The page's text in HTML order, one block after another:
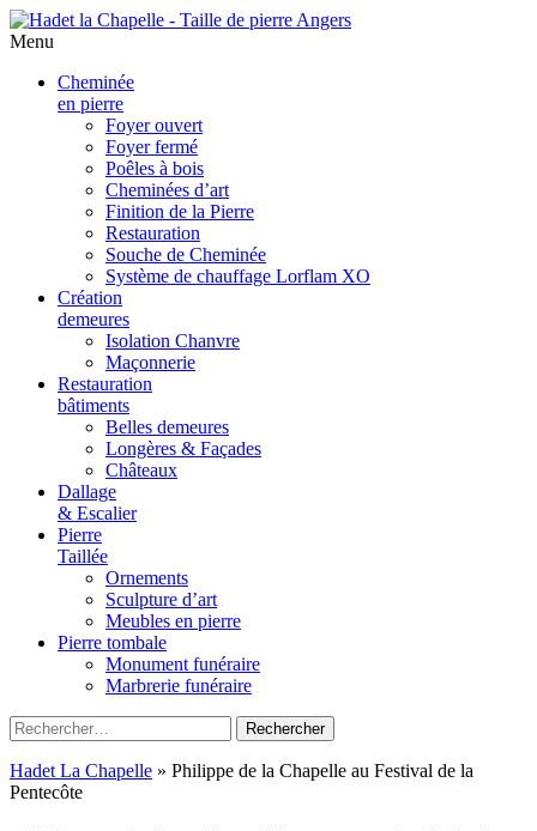
Menu
contenu
Cheminée
en pierre
Foyer ouvert
Foyer fermé
Poêles à bois
Cheminées d’art
Finition de la Pierre
Restauration
Souche de Cheminée
Système de chauffage Lorflam XO
Création
demeures
Isolation Chanvre
Maçonnerie
Restauration
bâtiments
Belles demeures
Longères & Façades
Châteaux
Dallage
& Escalier
Pierre
Taillée
Ornements
Sculpture d’art
Meubles en pierre
Pierre tombale
Monument funéraire
Marbrerie funéraire
Rechercher :
Hadet La Chapelle » Philippe de la Chapelle au Festival de la
Pentecôte